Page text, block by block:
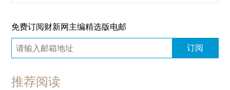
免费订阅财新网主编精选版电邮
订阅
推荐阅读